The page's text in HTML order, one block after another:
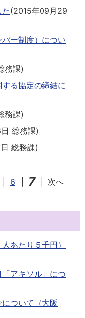
(2015年09月29
ー制度）につい
務課)
る協定の締結に
務課)
総務課)
総務課)
6 7 次へ
あたり５千円）
アキソル」につ
ついて（大阪